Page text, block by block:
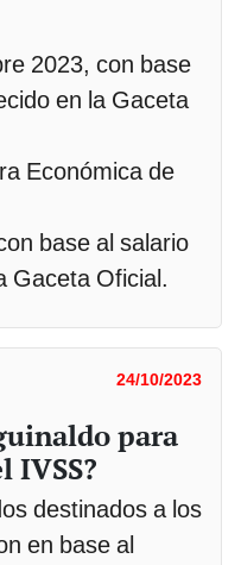
2023, con base
en la Gaceta
Económica de
base al salario
Gaceta Oficial.
24/10/2023
para
IVSS?
destinados a los
en base al